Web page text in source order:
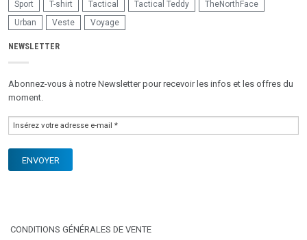
Sport
T-shirt Tactical Tactical Teddy
TheNorthFace
Urban
Veste Voyage
NEWSLETTER
Abonnez-vous à notre Newsletter pour recevoir les infos et les offres du
moment.
CONDITIONS GÉNÉRALES DE VENTE